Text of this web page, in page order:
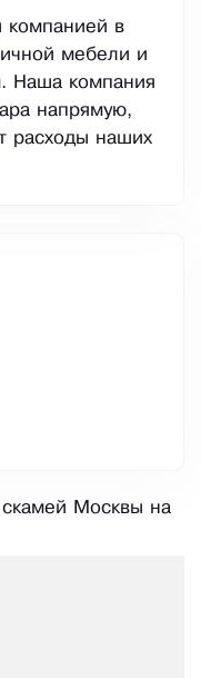
компанией в
мебели и
Наша компания
напрямую,
расходы наших
Москвы на